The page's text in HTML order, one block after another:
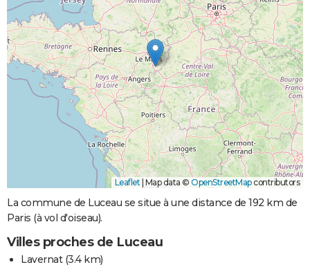
Leaflet Map data © OpenStreetMapcontributors
La commune de Luceau se situe à une distance de 192 km de
Paris (à vol d'oiseau).
Villes proches de Luceau
Lavernat(3.4 km)